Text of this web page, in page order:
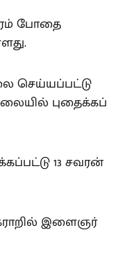
போதை
செய்யப்பட்டு
புதைக்கப்
13 சவரன்
இளைஞர்